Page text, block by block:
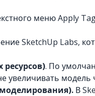
меню Apply
SketchUp Labs,
. По
увеличивать модель
В